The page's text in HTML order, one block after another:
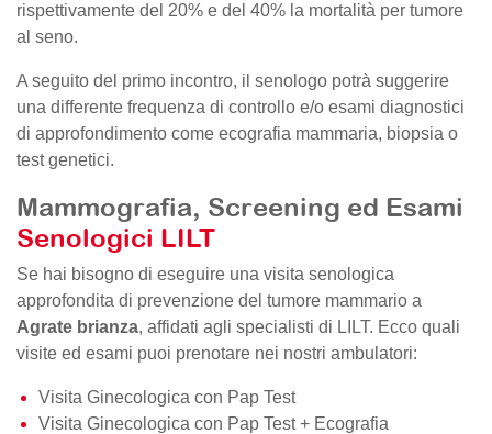
rispettivamente del 20% e del 40% la mortalità per tumore
al seno.
A seguito del primo incontro, il senologo potrà suggerire
una differente frequenza di controllo e/o esami diagnostici
di approfondimento come ecografia mammaria, biopsia o
test genetici.
Mammografia, Screening ed Esami
Senologici LILT
Se hai bisogno di eseguire una visita senologica
approfondita di prevenzione del tumore mammario a
Agrate brianza, affidati agli specialisti di LILT. Ecco quali
visite ed esami puoi prenotare nei nostri ambulatori:
Visita Ginecologica con Pap Test
Visita Ginecologica con Pap Test + Ecografia